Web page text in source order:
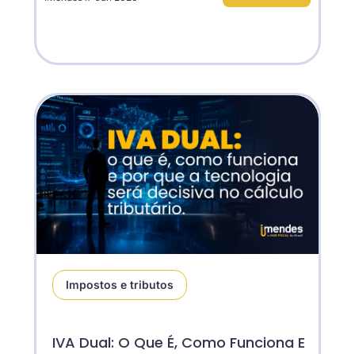
Impostos e tributos
IVA Dual: O Que É, Como Funciona E